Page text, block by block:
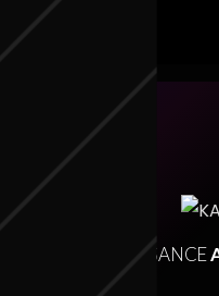
LA CROISSANCE